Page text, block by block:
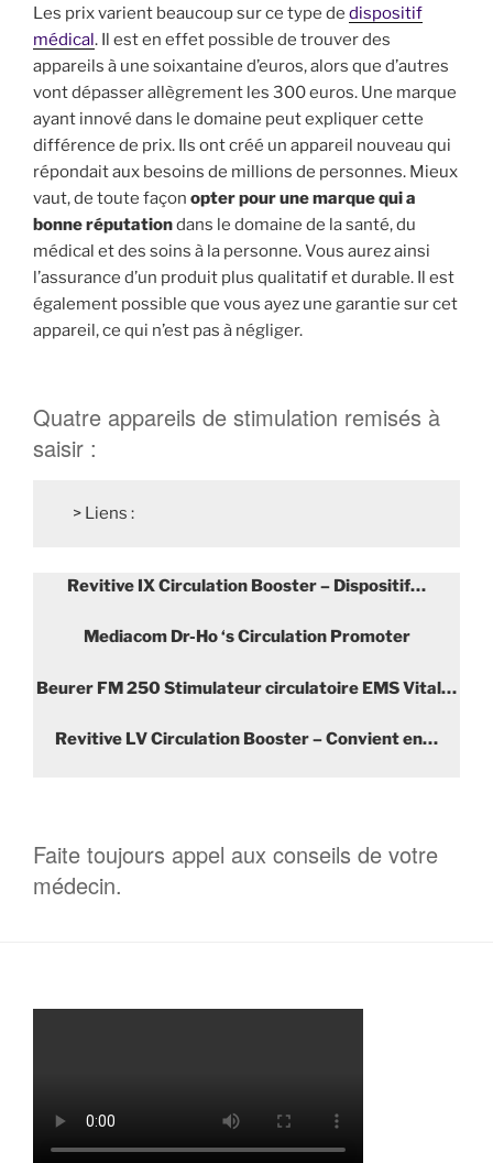
Les prix varient beaucoup sur ce type de dispositif
médical. Il est en effet possible de trouver des
appareils à une soixantaine d’euros, alors que d’autres
vont dépasser allègrement les 300 euros. Une marque
ayant innové dans le domaine peut expliquer cette
différence de prix. Ils ont créé un appareil nouveau qui
répondait aux besoins de millions de personnes. Mieux
vaut, de toute façon opter pour une marque qui a
bonne réputationdans le domaine de la santé, du
médical et des soins à la personne. Vous aurez ainsi
l’assurance d’un produit plus qualitatif et durable. Il est
également possible que vous ayez une garantie sur cet
appareil, ce qui n’est pas à négliger.
Quatre appareils de stimulation remisés à
saisir :
> Liens :
Revitive IX Circulation Booster – Dispositif…
Mediacom Dr-Ho ‘s Circulation Promoter
Beurer FM 250 Stimulateur circulatoire EMS Vital…
Revitive LV Circulation Booster – Convient en…
Faite toujours appel aux conseils de votre
médecin.